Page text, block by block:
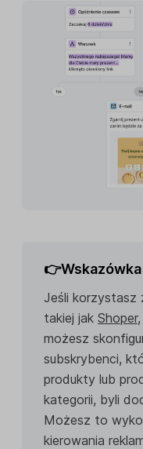
👉Wskazówka
Jeśli korzystasz
takiej jak Shoper,
możesz
subskrybenci,
produkty lub
kategorii, byli
Możesz to
kierowania